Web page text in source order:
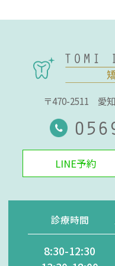
〒470-2511 愛
LINE予約
診療時間
8:30-12:30